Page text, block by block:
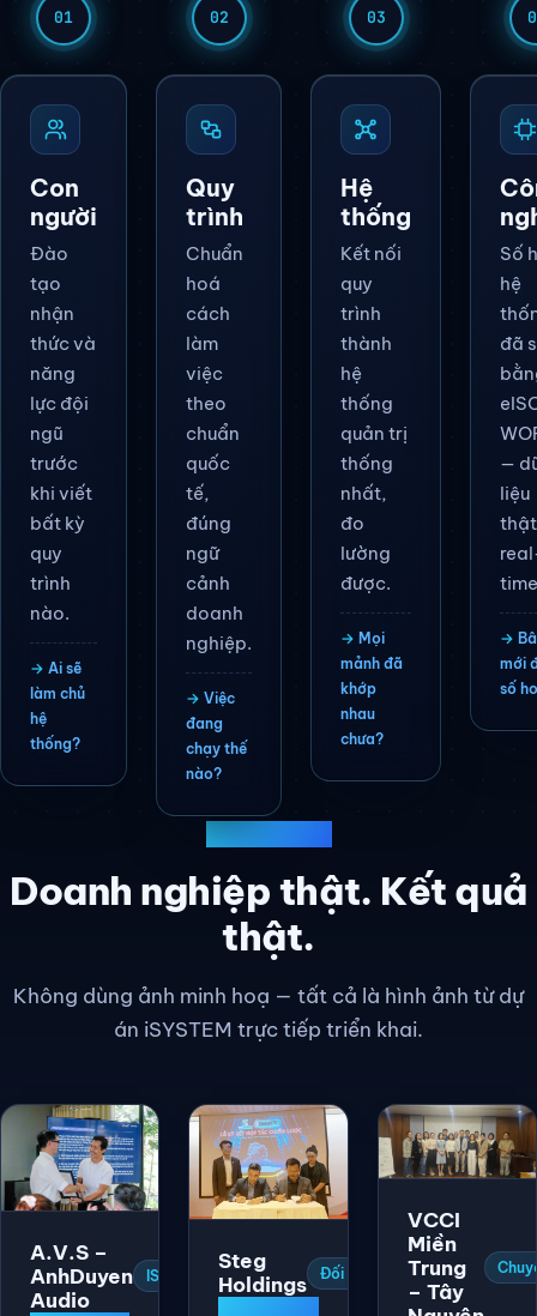
01
Con
người
Đào
tạo
nhận
thức và
năng
lực đội
ngũ
trước
khi viết
bất kỳ
quy
trình
nào.
Ai sẽ
làm chủ
hệ
thống?
02
Quy
trình
Chuẩn
hoá
cách
làm
việc
theo
chuẩn
quốc
tế,
đúng
ngữ
cảnh
doanh
nghiệp.
Việc
đang
chạy thế
nào?
03
Hệ
thống
Kết nối
quy
trình
thành
hệ
thống
quản trị
thống
nhất,
đo
lường
được.
Mọi
mảnh đã
khớp
nhau
chưa?
Số
hệ
đã
—
liệu
mới
số
Doanh nghiệp thật. Kết quả
thật.
Không dùng ảnh minh hoạ — tất cả là hình ảnh từ dự
án iSYSTEM trực tiếp triển khai.
A.V.S –
AnhDuyen
Audio
ISO 9001:2015
Steg
Holdings
Đối tác chiến lược
VCCI
Miền
Trung
– Tây